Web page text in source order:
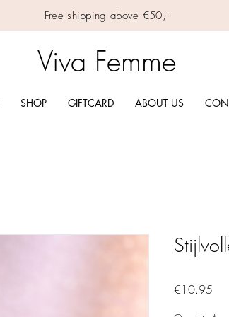
Free shipping above €50,-
Viva Femme
SHOP GIFTCARD ABOUT US
€10.95